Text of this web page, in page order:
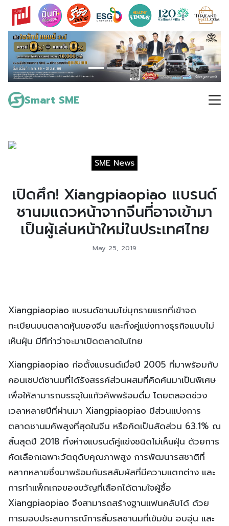
Skip
content
Smart SME
Search
for:
SME News
เปิดศึก! Xiangpiaopiao แบรนด์
ชานมแถวหน้าจากจีนที่อาจเข้ามา
เป็นผู้เล่นหน้าใหม่ในประเทศไทย
May 25, 2019
Xiangpiaopiao แบรนด์ชานมไข่มุกรายแรกที่เข้าจด
ทะเบียนบนตลาดหุ้นของจีน และทิ้งคู่แข่งทางธุรกิจแบบไม่
เห็นฝุ่น มีทีท่าว่าจะมาเปิดตลาดในไทย
Xiangpiaopiao ก่อตั้งแบรนด์เมื่อปี 2005 ที่มาพร้อมกับ
คอนเซปต์ชานมที่ได้รังสรรค์ส่วนผสมที่คิดค้นมาเป็นพิเศษ
เพื่อให้สามารถบรรจุในแก้วคัพพร้อมดื่ม โดยตลอดช่วง
เวลาหลายปีที่ผ่านมา Xiangpiaopiao มีส่วนแบ่งการ
ตลาดชานมคัพสูงที่สุดในจีน หรือคิดเป็นสัดส่วน 63.1% ณ
สิ้นสุดปี 2018 ทิ้งห่างแบรนด์คู่แข่งชนิดไม่เห็นฝุ่น ด้วยการ
คัดเลือกเฉพาะวัตถุดิบคุณภาพสูง การพัฒนารสชาติที่
หลากหลายซึ่งมาพร้อมกับรสสัมผัสที่มีความแตกต่าง และ
การทำแพ็กเกจของขวัญที่เลือกได้ตามใจผู้ซื้อ
Xiangpiaopiao จึงสามารถสร้างฐานแฟนคลับได้ ด้วย
การมอบประสบการณ์การลิ้มรสชานมที่เข้มข้น อบอุ่น และ